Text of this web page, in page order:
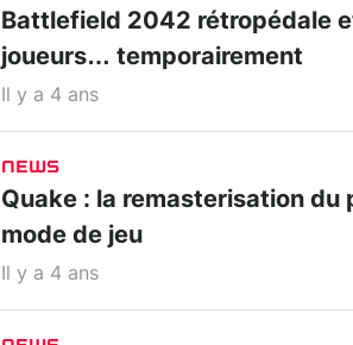
Battlefield 2042 rétropédale
joueurs… temporairement
Il y a 4 ans
NEWS
Quake : la remasterisation du
mode de jeu
Il y a 4 ans